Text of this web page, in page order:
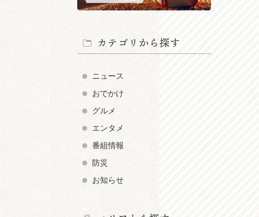
カテゴリから探す
ニュース
おでかけ
グルメ
エンタメ
番組情報
防災
お知らせ